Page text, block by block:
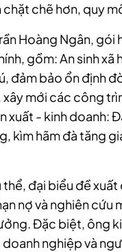
chẽ hơn, quy
Hoàng Ngân,
gồm: An sinh xã
đảm bảo ổn định
xây mới các công
xuất - kinh doanh:
kìm hãm đà tăng
đại biểu đề
nợ và nghiên
Đặc biệt, ông
nghiệp và